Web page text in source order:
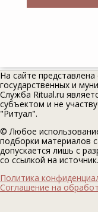
На сайте
государственных и
Служба Ritual.ru
субъектом и не
"Ритуал".
© Любое
подборки материалов
допускается лишь с
со ссылкой на источник.
Политика
Соглашение на